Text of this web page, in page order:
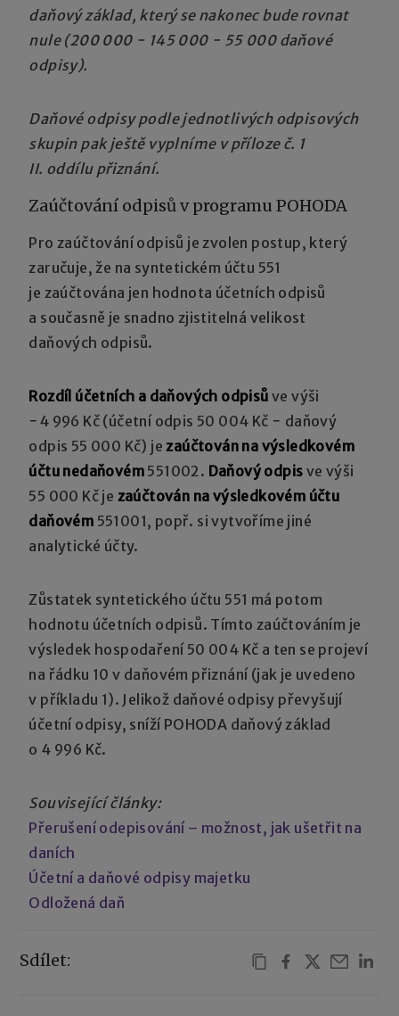
daňový základ, který se nakonec bude rovnat
nule (200 000 − 145 000 − 55 000 daňové
odpisy).
Daňové odpisy podle jednotlivých odpisových
skupin pak ještě vyplníme v příloze č. 1
II. oddílu přiznání.
Zaúčtování odpisů v programu POHODA
Pro zaúčtování odpisů je zvolen postup, který
zaručuje, že na syntetickém účtu 551
je zaúčtována jen hodnota účetních odpisů
a současně je snadno zjistitelná velikost
daňových odpisů.
Rozdíl účetních a daňových odpisů ve výši
−4 996 Kč (účetní odpis 50 004 Kč − daňový
odpis 55 000 Kč) jezaúčtován na výsledkovém
účtu nedaňovém 551002. Daňový odpis ve výši
55 000 Kč je zaúčtován na výsledkovém účtu
daňovém 551001, popř. si vytvoříme jiné
analytické účty.
Zůstatek syntetického účtu 551 má potom
hodnotu účetních odpisů. Tímto zaúčtováním je
výsledek hospodaření 50 004 Kč a ten se projeví
na řádku 10 v daňovém přiznání (jak je uvedeno
v příkladu 1). Jelikož daňové odpisy převyšují
účetní odpisy, sníží POHODA daňový základ
o 4 996 Kč.
Související články:
Přerušení odepisování – možnost, jak ušetřit na
daních
Účetní a daňové odpisy majetku
Odložená daň
Sdílet: